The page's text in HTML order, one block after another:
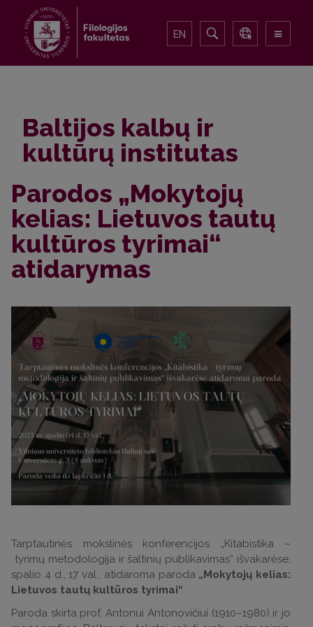
EN
Baltijos kalbų ir
kultūrų institutas
Parodos „Mokytojų
kelias: Lietuvos tautų
kultūros tyrimai“
atidarymas
Tarptautinės mokslinės konferencijos „Kitabistika –
tyrimų metodologija ir šaltinių publikavimas“ išvakarėse,
spalio 4 d., 17 val., atidaroma paroda „Mokytojų kelias:
Lietuvos tautų kultūros tyrimai“.
Paroda skirta prof. Antonui Antonovičiui (1910–1980) ir jo